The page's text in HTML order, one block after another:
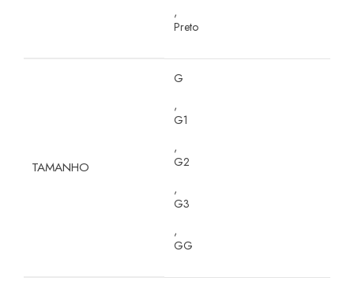
,
Preto
TAMANHO
G
,
G1
,
G2
,
G3
,
GG